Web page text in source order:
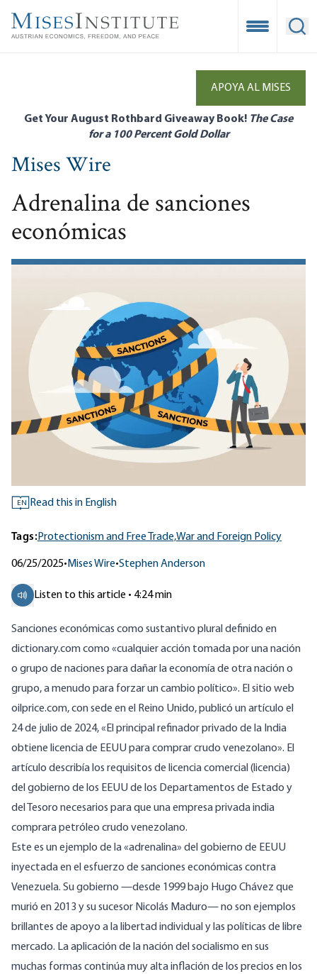
main
Open
APOYA AL MISES
Get Your August Rothbard Giveaway Book! The Case
for a 100 Percent Gold Dollar
Mises Wire
Adrenalina de sanciones
económicas
EN Read this in English
Tags:Protectionism and Free Trade,War and Foreign Policy
06/25/2025• Mises Wire•Stephen Anderson
Listen to this article • 4:24 min
Sanciones económicas como sustantivo plural definido en
dictionary.comcomo «cualquier acción tomada por una nación
o grupo de naciones para dañar la economía de otra nación o
grupo, a menudo para forzar un cambio político». El sitio web
oilprice.com, con sede en el Reino Unido, publicó un artículo el
24 de julio de 2024, «El principal refinador privado de la India
obtiene licencia de EEUU para comprar crudo venezolano». El
artículo describía los requisitos de licencia comercial (licencia)
del gobierno de los EEUU de los Departamentos de Estado y
del Tesoro necesarios para que una empresa privada india
comprara petróleo crudo venezolano.
Este es un ejemplo de la «adrenalina» del gobierno de EEUU
inyectada en el esfuerzo de sanciones económicas contra
Venezuela. Su gobierno —desde 1999 bajo Hugo Chávez que
murió en 2013 y su sucesor Nicolás Maduro— no son ejemplos
brillantes de apoyo a la libertad individual y las políticas de libre
mercado. La aplicación de la nación del socialismo en sus
muchas formas continúa muy alta inflación de los precios en los